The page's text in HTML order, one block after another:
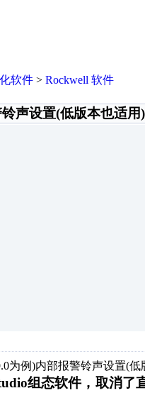
软件 > Rockwell 软件
声设置(低版本也适用
为例)内部报警铃声设置(
组态软件，取消了